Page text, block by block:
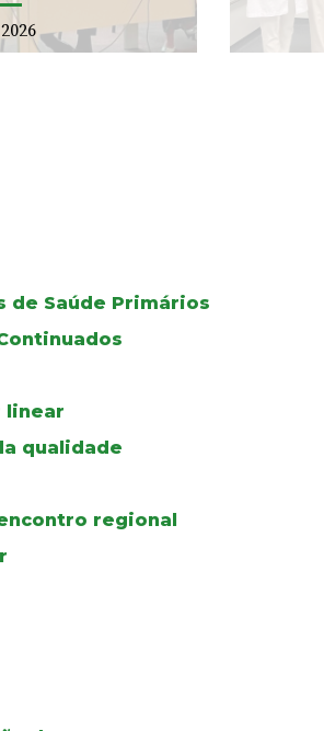
de Saúde Primários
linear
qualidade
regional